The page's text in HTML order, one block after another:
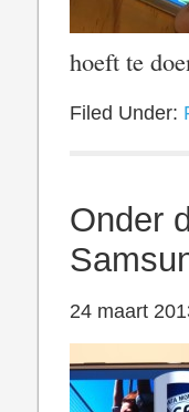
hoeft te
Filed Under:
Onder
24 maart